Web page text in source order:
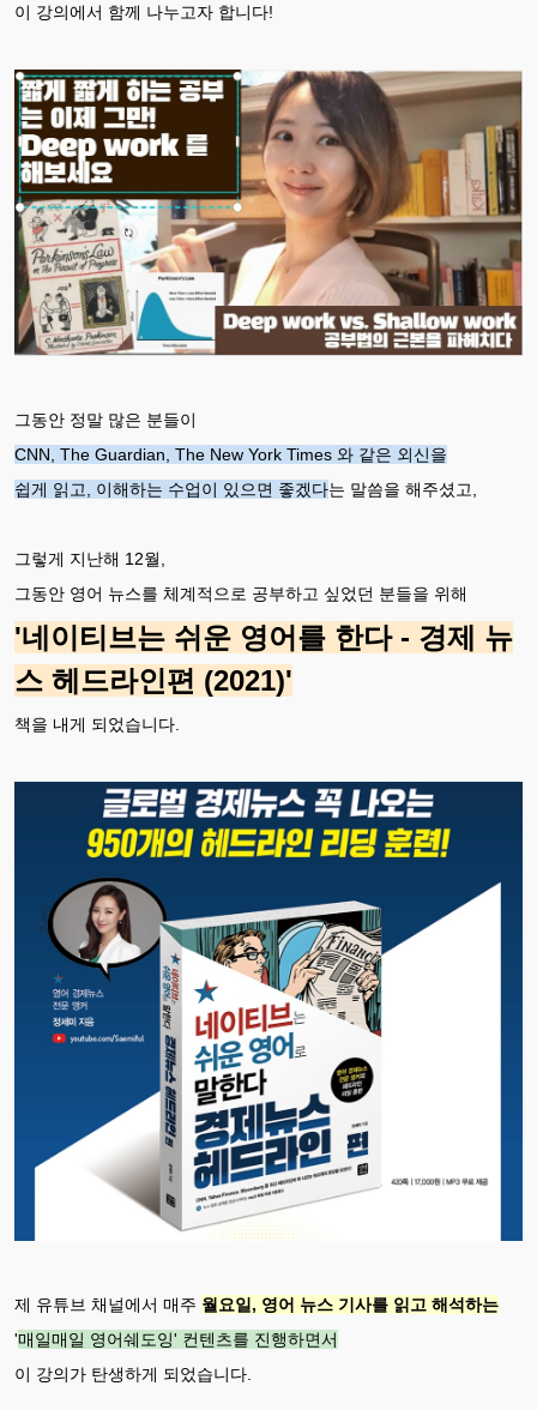
이 강의에서 함께 나누고자 합니다!
그동안 정말 많은 분들이
CNN, The Guardian, The New York Times 와 같은 외신을
쉽게 읽고, 이해하는 수업이 있으면 좋겠다는 말씀을 해주셨고,
그렇게 지난해 12월,
그동안 영어 뉴스를 체계적으로 공부하고 싶었던 분들을 위해
'네이티브는 쉬운 영어를 한다 - 경제 뉴
스 헤드라인편 (2021)'
책을 내게 되었습니다.
제 유튜브 채널에서 매주 월요일, 영어 뉴스 기사를 읽고 해석하는
'매일매일 영어쉐도잉' 컨텐츠를 진행하면서
이 강의가 탄생하게 되었습니다.